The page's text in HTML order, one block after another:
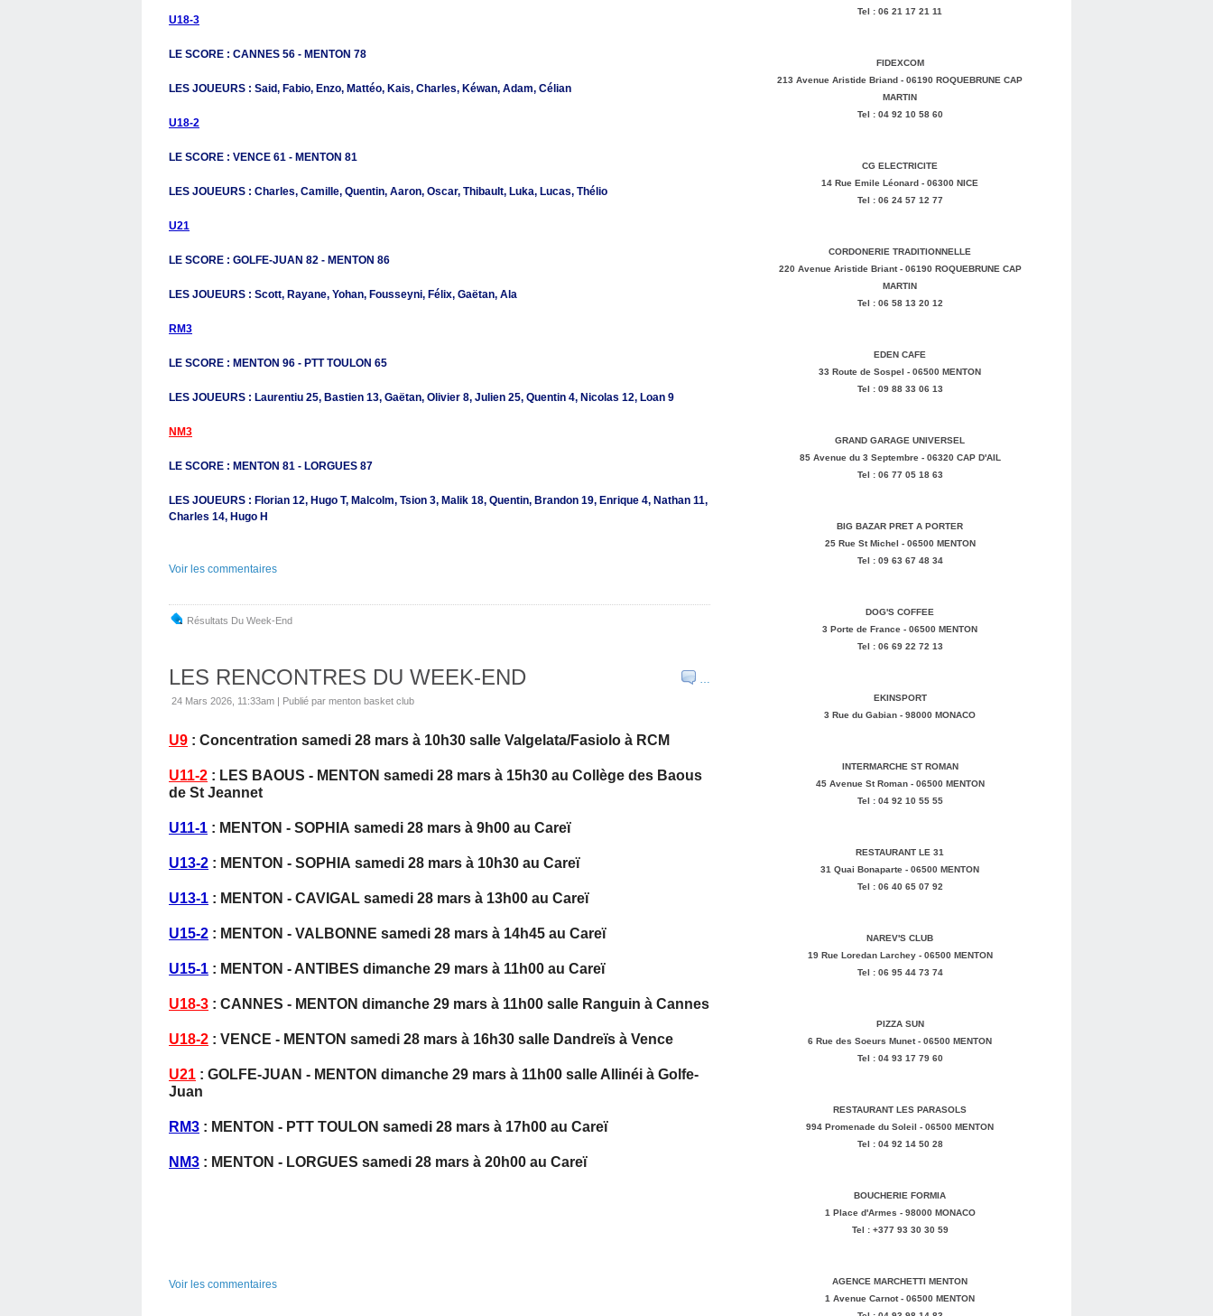
U18-3
LE SCORE : CANNES 56 - MENTON 78
LES JOUEURS : Said, Fabio, Enzo, Mattéo, Kais, Charles, Kéwan, Adam, Célian
U18-2
LE SCORE : VENCE 61 - MENTON 81
LES JOUEURS : Charles, Camille, Quentin, Aaron, Oscar, Thibault, Luka, Lucas, Thélio
U21
LE SCORE : GOLFE-JUAN 82 - MENTON 86
LES JOUEURS : Scott, Rayane, Yohan, Fousseyni, Félix, Gaëtan, Ala
RM3
LE SCORE : MENTON 96 - PTT TOULON 65
LES JOUEURS : Laurentiu 25, Bastien 13, Gaëtan, Olivier 8, Julien 25, Quentin 4, Nicolas 12, Loan 9
NM3
LE SCORE : MENTON 81 - LORGUES 87
LES JOUEURS : Florian 12, Hugo T, Malcolm, Tsion 3, Malik 18, Quentin, Brandon 19, Enrique 4, Nathan 11,
Charles 14, Hugo H
Voir les commentaires
Résultats Du Week-End
…
LES RENCONTRES DU WEEK-END
24 Mars 2026, 11:33am | Publié par menton basket club
U9 : Concentration samedi 28 mars à 10h30 salle Valgelata/Fasiolo à RCM
U11-2 : LES BAOUS - MENTON samedi 28 mars à 15h30 au Collège des Baous
de St Jeannet
U11-1 : MENTON - SOPHIA samedi 28 mars à 9h00 au Careï
U13-2 : MENTON - SOPHIA samedi 28 mars à 10h30 au Careï
U13-1 : MENTON - CAVIGAL samedi 28 mars à 13h00 au Careï
U15-2 : MENTON - VALBONNE samedi 28 mars à 14h45 au Careï
U15-1 : MENTON - ANTIBES dimanche 29 mars à 11h00 au Careï
U18-3 : CANNES - MENTON dimanche 29 mars à 11h00 salle Ranguin à Cannes
U18-2 : VENCE - MENTON samedi 28 mars à 16h30 salle Dandreïs à Vence
U21 : GOLFE-JUAN - MENTON dimanche 29 mars à 11h00 salle Allinéi à Golfe-
Juan
RM3 : MENTON - PTT TOULON samedi 28 mars à 17h00 au Careï
NM3 : MENTON - LORGUES samedi 28 mars à 20h00 au Careï
Voir les commentaires
Tel : 06 21 17 21 11
FIDEXCOM
213 Avenue Aristide Briand - 06190 ROQUEBRUNE CAP
MARTIN
Tel : 04 92 10 58 60
CG ELECTRICITE
14 Rue Emile Léonard - 06300 NICE
Tel : 06 24 57 12 77
CORDONERIE TRADITIONNELLE
220 Avenue Aristide Briant - 06190 ROQUEBRUNE CAP
MARTIN
Tel : 06 58 13 20 12
EDEN CAFE
33 Route de Sospel - 06500 MENTON
Tel : 09 88 33 06 13
GRAND GARAGE UNIVERSEL
85 Avenue du 3 Septembre - 06320 CAP D'AIL
Tel : 06 77 05 18 63
BIG BAZAR PRET A PORTER
25 Rue St Michel - 06500 MENTON
Tel : 09 63 67 48 34
DOG'S COFFEE
3 Porte de France - 06500 MENTON
Tel : 06 69 22 72 13
EKINSPORT
3 Rue du Gabian - 98000 MONACO
INTERMARCHE ST ROMAN
45 Avenue St Roman - 06500 MENTON
Tel : 04 92 10 55 55
RESTAURANT LE 31
31 Quai Bonaparte - 06500 MENTON
Tel : 06 40 65 07 92
NAREV'S CLUB
19 Rue Loredan Larchey - 06500 MENTON
Tel : 06 95 44 73 74
PIZZA SUN
6 Rue des Soeurs Munet - 06500 MENTON
Tel : 04 93 17 79 60
RESTAURANT LES PARASOLS
994 Promenade du Soleil - 06500 MENTON
Tel : 04 92 14 50 28
BOUCHERIE FORMIA
1 Place d'Armes - 98000 MONACO
Tel : +377 93 30 30 59
AGENCE MARCHETTI MENTON
1 Avenue Carnot - 06500 MENTON